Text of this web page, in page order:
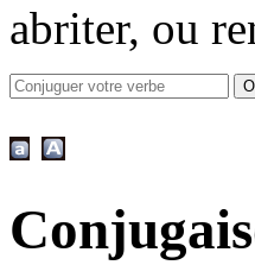
abriter, ou